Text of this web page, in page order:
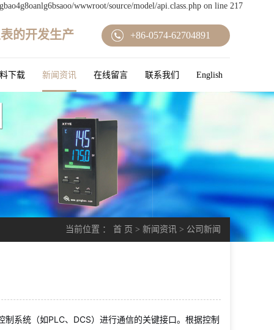
wwwroot/source/model/api.class.php on line 217
的开发生产 +86-0574-62704891
下载 新闻资讯 在线留言 联系我们 English
当前位置 ： 首 页 > 新闻资讯 > 公司新闻
系统（如PLC、DCS）进行通信的关键接口。根据控制